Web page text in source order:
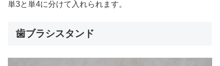
単3と単4に分けて入れられます。
歯ブラシスタンド